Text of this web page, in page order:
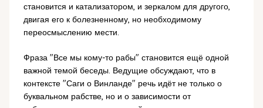
становится и катализатором, и зеркалом для другого,
двигая его к болезненному, но необходимому
переосмыслению мести.
Фраза "Все мы кому-то рабы" становится ещё одной
важной темой беседы. Ведущие обсуждают, что в
контексте "Саги о Винланде" речь идёт не только о
буквальном рабстве, но и о зависимости от